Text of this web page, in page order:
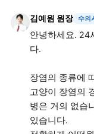
김예원 원장 수의
안녕하세요. 24
다.
장염의 종류에
고양이 장염의
병은 거의 없습
있습니다.